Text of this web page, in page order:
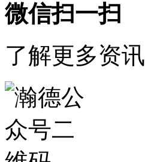
微信扫一扫
了解更多资讯